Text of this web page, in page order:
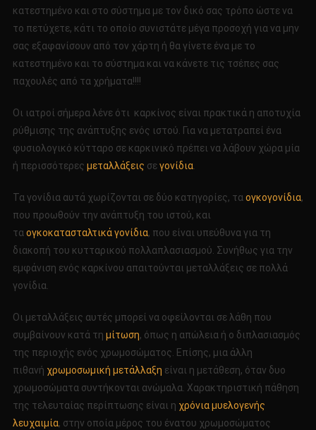
κατεστημένο και στο σύστημα με τον δικό σας τρόπο ώστε να
το πετύχετε, κάτι το οποίο συνιστάτε μέγα προσοχή για να μην
σας εξαφανίσουν από τον χάρτη ή θα γίνετε ένα με το
κατεστημένο και το σύστημα και να κάνετε τις τσέπες σας
παχουλές από τα χρήματα!!!!
Οι ιατροί σήμερα λένε ότι καρκίνος είναι πρακτικά η αποτυχία
ρύθμισης της ανάπτυξης ενός ιστού. Για να μετατραπεί ένα
φυσιολογικό κύτταρο σε καρκινικό πρέπει να λάβουν χώρα μία
ή περισσότερες μεταλλάξεις σεγονίδια.
Τα γονίδια αυτά χωρίζονται σε δύο κατηγορίες, τα ογκογονίδια,
που προωθούν την ανάπτυξη του ιστού, και
τα ογκοκατασταλτικά γονίδια, που είναι υπεύθυνα για τη
διακοπή του κυτταρικού πολλαπλασιασμού. Συνήθως για την
εμφάνιση ενός καρκίνου απαιτούνται μεταλλάξεις σε πολλά
γονίδια.
Οι μεταλλάξεις αυτές μπορεί να οφείλονται σε λάθη που
συμβαίνουν κατά τη μίτωση, όπως η απώλεια ή ο διπλασιασμός
της περιοχής ενός χρωμοσώματος. Επίσης, μια άλλη
πιθανή χρωμοσωμική μετάλλαξη είναι η μετάθεση, όταν δυο
χρωμοσώματα συντήκονται ανώμαλα. Χαρακτηριστική πάθηση
της τελευταίας περίπτωσης είναι η χρόνια μυελογενής
λευχαιμία, στην οποία μέρος του ένατου χρωμοσώματος